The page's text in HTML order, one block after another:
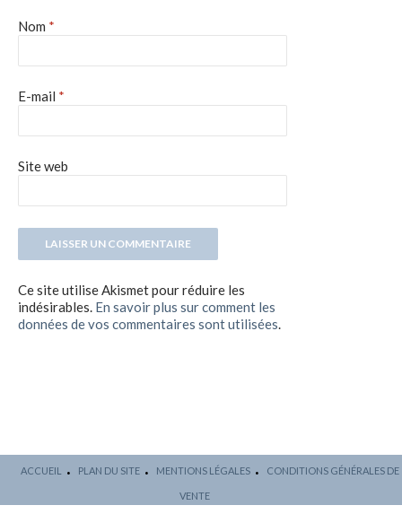
Nom *
E-mail *
Site web
Ce site utilise Akismet pour réduire les
indésirables. En savoir plus sur comment les
données de vos commentaires sont utilisées
ACCUEIL PLAN DU SITE MENTIONS LÉGALES CONDITIONS GÉNÉRALES DE
VENTE